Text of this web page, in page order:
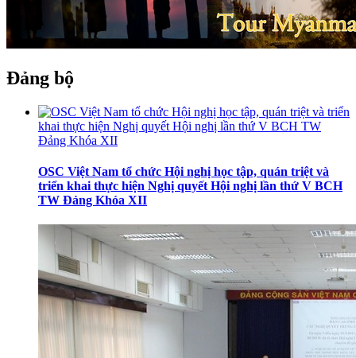
Đảng bộ
OSC Việt Nam tổ chức Hội nghị học tập, quán triệt và
triển khai thực hiện Nghị quyết Hội nghị lần thứ V BCH
TW Đảng Khóa XII